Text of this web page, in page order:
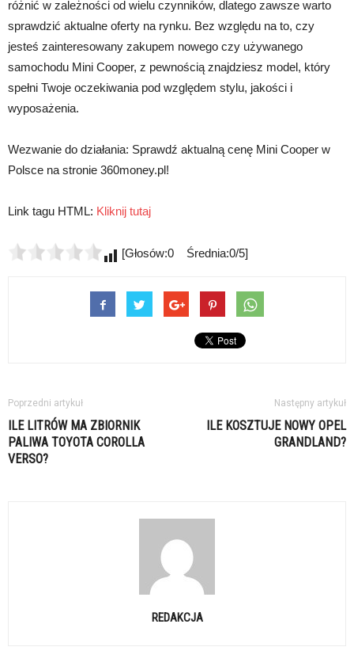
różnić w zależności od wielu czynników, dlatego zawsze warto
sprawdzić aktualne oferty na rynku. Bez względu na to, czy
jesteś zainteresowany zakupem nowego czy używanego
samochodu Mini Cooper, z pewnością znajdziesz model, który
spełni Twoje oczekiwania pod względem stylu, jakości i
wyposażenia.
Wezwanie do działania: Sprawdź aktualną cenę Mini Cooper w
Polsce na stronie 360money.pl!
Link tagu HTML: Kliknij tutaj
[Głosów:0 Średnia:0/5]
Poprzedni artykuł
ILE LITRÓW MA ZBIORNIK
PALIWA TOYOTA COROLLA
VERSO?
Następny artykuł
ILE KOSZTUJE NOWY OPEL
GRANDLAND?
REDAKCJA